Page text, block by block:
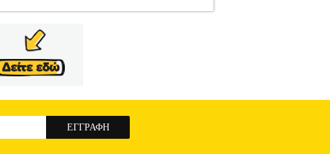
στην κατηγορία ΑΝΑΛΩΣΙΜΑ-
4 Ah.• Τύπος: Lithium-Ion.• Συμβατότητα:
καλής λειτουργίας On-Site στον χώρο του
απόδειξη αγοράς και να έχει χρησιμοποιηθεί
Stanley Black & Decker: μπαταρίες, φορτιστές,